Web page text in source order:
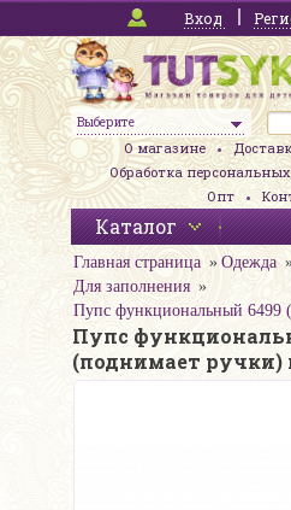
Вход
Выберите
О магазине
Обработка
Опт
Каталог
Главная страница Одежда
Для заполнения
Пупс функциональный 6499
Пупс
(поднимает ручки)